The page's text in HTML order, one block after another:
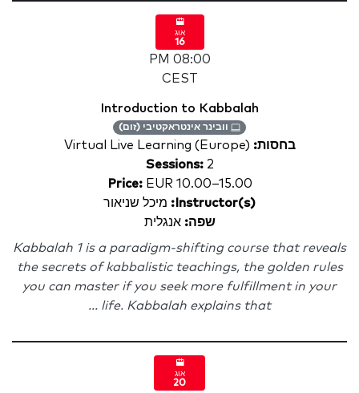
אוג
16
08:00 PM
CEST
Introduction to Kabbalah
וובינר אינטראקטיבי (זום)
בחסות: Virtual Live Learning (Europe)
Sessions:2
Price:EUR 10.00–15.00
Instructor(s):
מיכל שניאור
שפה: אנגלית
Kabbalah 1 is a paradigm-shifting course that reveals
the secrets of kabbalistic teachings, the golden rules
you can master if you seek more fulfillment in your
life. Kabbalah explains that ...
אוג
20